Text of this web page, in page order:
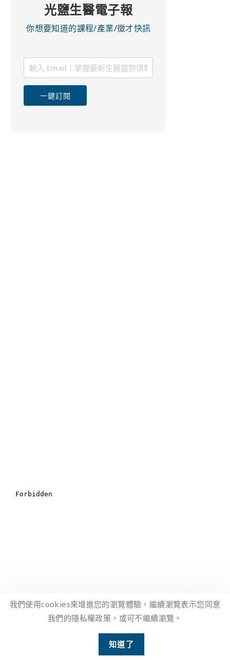
光鹽生醫電子報
你想要知道的課程/產業/徵才快訊
一鍵訂閱
我們使用cookies來增進您的瀏覽體驗，繼續瀏覽表示您同意
我們的隱私權政策，或可不繼續瀏覽。
知道了